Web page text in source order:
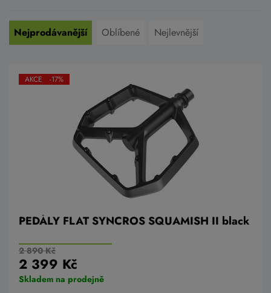
Nejprodávanější Oblíbené Nejlevnější
PEDÁLY FLAT SYNCROS SQUAMISH II black
AKCE -17%
2 890 Kč
2 399 Kč
Skladem na prodejně